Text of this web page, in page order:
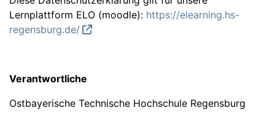
Lernplattform ELO (moodle): https://elearning.hs-
regensburg.de/
Verantwortliche
Ostbayerische Technische Hochschule Regensburg